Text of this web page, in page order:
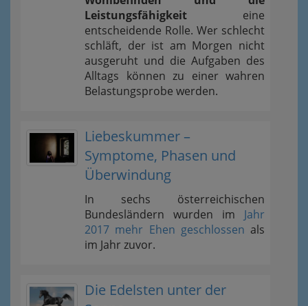
Leistungsfähigkeit eine
entscheidende Rolle. Wer schlecht
schläft, der ist am Morgen nicht
ausgeruht und die Aufgaben des
Alltags können zu einer wahren
Belastungsprobe werden.
Liebeskummer –
Symptome, Phasen und
Überwindung
In sechs österreichischen
Bundesländern wurden im Jahr
2017 mehr Ehen geschlossen als
im Jahr zuvor.
Die Edelsten unter der